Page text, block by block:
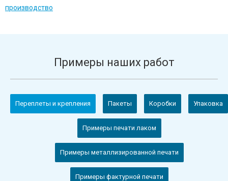
производство
Примеры наших работ
Переплеты и крепления Пакеты Коробки Упаковка
Примеры печати лаком
Примеры металлизированной печати
Примеры фактурной печати